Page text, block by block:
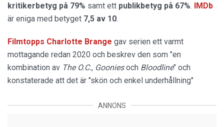
kritikerbetyg på 79% samt ett publikbetyg på 67%. IMDb
är eniga med betyget 7,5 av 10.
Filmtopps Charlotte Brange gav serien ett varmt
mottagande redan 2020 och beskrev den som "en
kombination av The O.C., Gooniesoch Bloodline" och
konstaterade att det är "skön och enkel underhållning"
ANNONS